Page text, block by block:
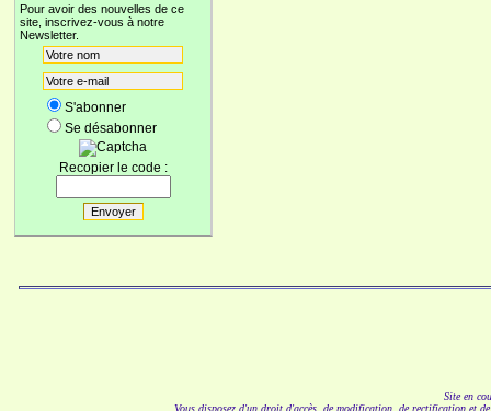
Pour avoir des nouvelles de ce
site, inscrivez-vous à notre
Newsletter.
S'abonner
Se désabonner
Recopier le code :
Site en
Vous disposez d'un droit d'accès, de modification, de rectification et